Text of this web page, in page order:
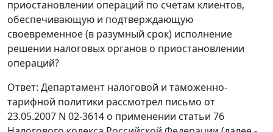
приостановлении операций по счетам клиентов,
обеспечивающую и подтверждающую
своевременное (в разумный срок) исполнение
решении налоговых органов о приостановлении
операций?
Ответ: Департамент налоговой и таможенно-
тарифной политики рассмотрел письмо от
23.05.2007 N 02-3614 о применении статьи 76